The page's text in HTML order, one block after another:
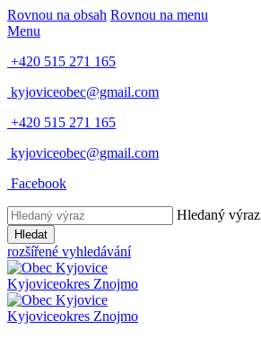
Rovnou na obsah Rovnou na menu
Menu
+420 515 271 165
kyjoviceobec@gmail.com
+420 515 271 165
kyjoviceobec@gmail.com
Facebook
Hledaný výraz
Hledat
rozšířené vyhledávání
Kyjoviceokres Znojmo
Kyjoviceokres Znojmo